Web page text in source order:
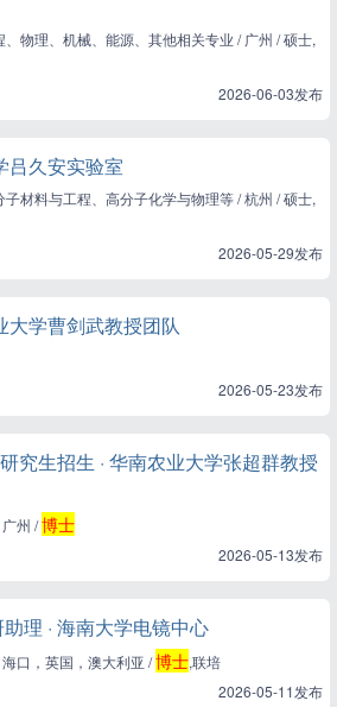
物理、机械、能源、其他相关专业 / 广州 / 硕士,
2026-06-03发布
吕久安实验室
材料与工程、高分子化学与物理等 / 杭州 / 硕士,
2026-05-29发布
大学曹剑武教授团队
2026-05-23发布
究生招生 · 华南农业大学张超群教授
州 /博士
2026-05-13发布
理 · 海南大学电镜中心
口，英国，澳大利亚 /博士,联培
2026-05-11发布